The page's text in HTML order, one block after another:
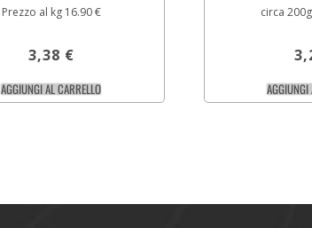
Prezzo al kg 16.90 €
3,38 €
AGGIUNGI AL CARRELLO
circa
AGGIUNGI